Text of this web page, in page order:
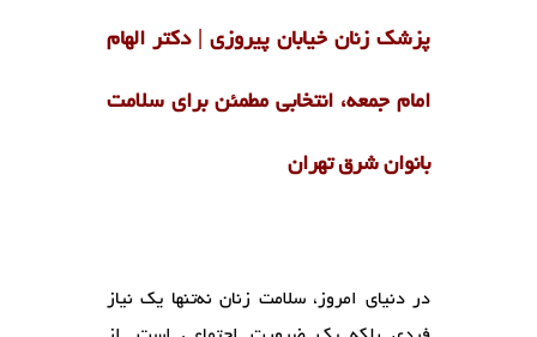
پزشک زنان خیابان پیروزی | دکتر الهام
امام جمعه، انتخابی مطمئن برای سلامت
بانوان شرق تهران
در دنیای امروز، سلامت زنان نه‌تنها یک نیاز